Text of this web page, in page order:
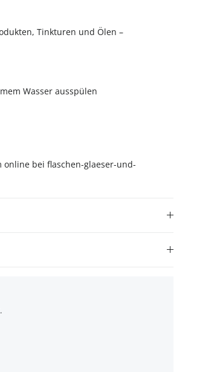
Tinkturen und Ölen –
Wasser ausspülen
online bei flaschen-glaeser-und-